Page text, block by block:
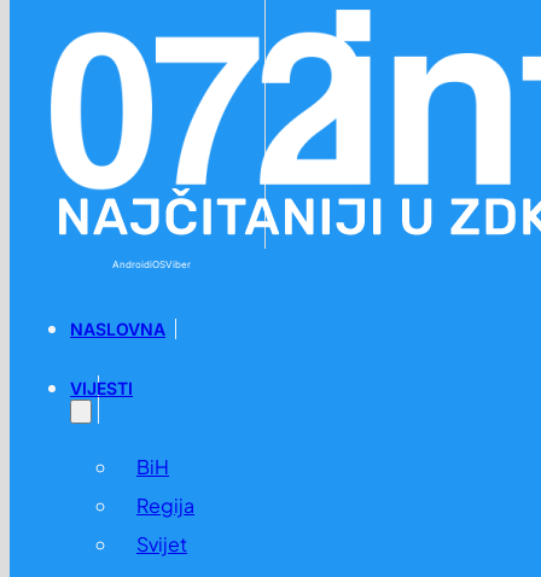
AndroidiOSViber
NASLOVNA
VIJESTI
BiH
Regija
Svijet